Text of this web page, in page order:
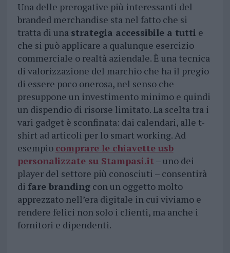
Una delle prerogative più interessanti del
branded merchandise sta nel fatto che si
tratta di una strategia accessibile a tutti e
che si può applicare a qualunque esercizio
commerciale o realtà aziendale. È una tecnica
di valorizzazione del marchio che ha il pregio
di essere poco onerosa, nel senso che
presuppone un investimento minimo e quindi
un dispendio di risorse limitato. La scelta tra i
vari gadget è sconfinata: dai calendari, alle t-
shirt ad articoli per lo smart working. Ad
esempio comprare le chiavette usb
personalizzate su Stampasi.it – uno dei
player del settore più conosciuti – consentirà
di fare brandingcon un oggetto molto
apprezzato nell’era digitale in cui viviamo e
rendere felici non solo i clienti, ma anche i
fornitori e dipendenti.